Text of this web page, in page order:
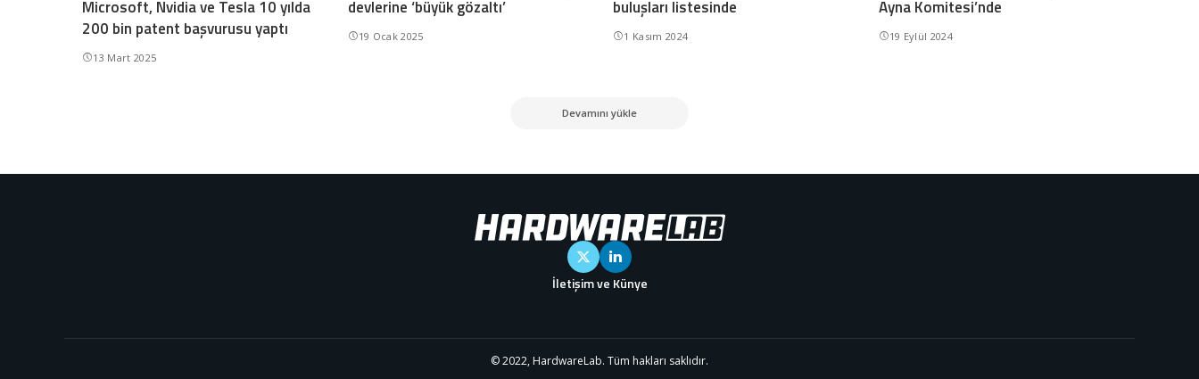
Microsoft, Nvidia ve Tesla 10 yılda
200 bin patent başvurusu yaptı
13 Mart 2025
devlerine ‘büyük gözaltı’
19 Ocak 2025
buluşları listesinde
1 Kasım 2024
Ayna Komitesi’nde
19 Eylül 2024
Devamını yükle
İletişim ve Künye
© 2022, HardwareLab. Tüm hakları saklıdır.